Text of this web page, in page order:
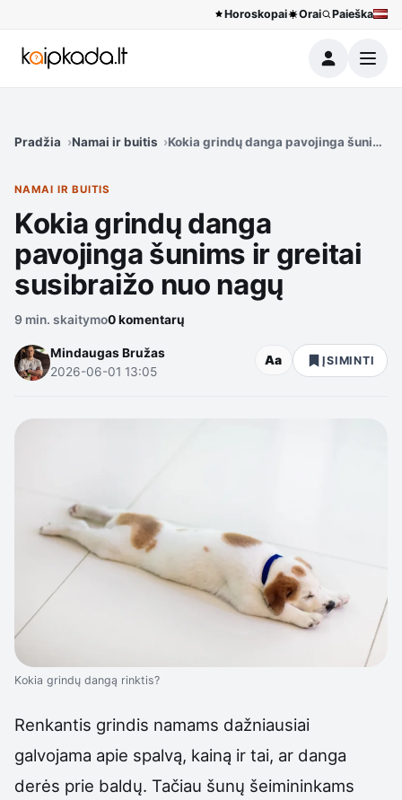
Horoskopai Orai Paieška
Meniu
Pradžia Namai ir buitis Kokia grindų danga pavojinga šunims
NAMAI IR BUITIS
Kokia grindų danga
pavojinga šunims ir greitai
susibraižo nuo nagų
9 min. skaitymo0 komentarų
Mindaugas Bružas
2026-06-01 13:05
Aa ĮSIMINTI
Kokia grindų dangą rinktis?
Renkantis grindis namams dažniausiai
galvojama apie spalvą, kainą ir tai, ar danga
derės prie baldų. Tačiau šunų šeimininkams